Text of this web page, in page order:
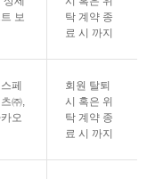
보
탁 계약 종
료 시 까지
페
㈜,
오
회원 탈퇴
시 혹은 위
탁 계약 종
료 시 까지